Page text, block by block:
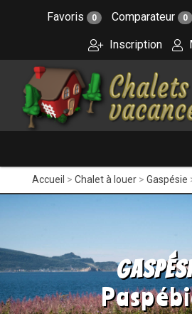
Favoris 0 Comparateur 0
Inscription
Accueil Chalet à louer Gaspésie